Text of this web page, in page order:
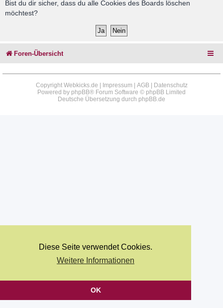
Diese Seite verwendet Cookies.
Weitere Informationen
OK
Bist du dir sicher, dass du alle Cookies des Boards löschen
möchtest?
Foren-Übersicht
Copyright Webkicks.de | Impressum AGB|
Datenschutz
Powered by phpBB® Forum Software © phpBB Limited
Deutsche Übersetzung durch phpBB.de